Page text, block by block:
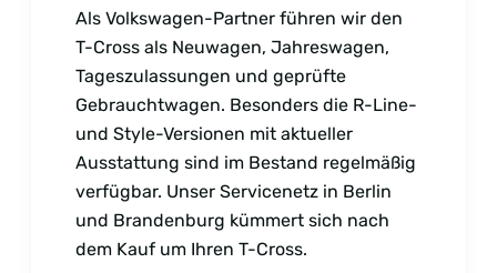
Als Volkswagen-Partner führen wir den
T-Cross als Neuwagen, Jahreswagen,
Tageszulassungen und geprüfte
Gebrauchtwagen. Besonders die R-Line-
und Style-Versionen mit aktueller
Ausstattung sind im Bestand regelmäßig
verfügbar. Unser Servicenetz in Berlin
und Brandenburg kümmert sich nach
dem Kauf um Ihren T-Cross.